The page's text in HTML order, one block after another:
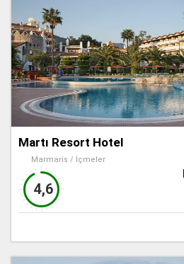
Martı Resort Hotel
Marmaris / İçmeler
4,6